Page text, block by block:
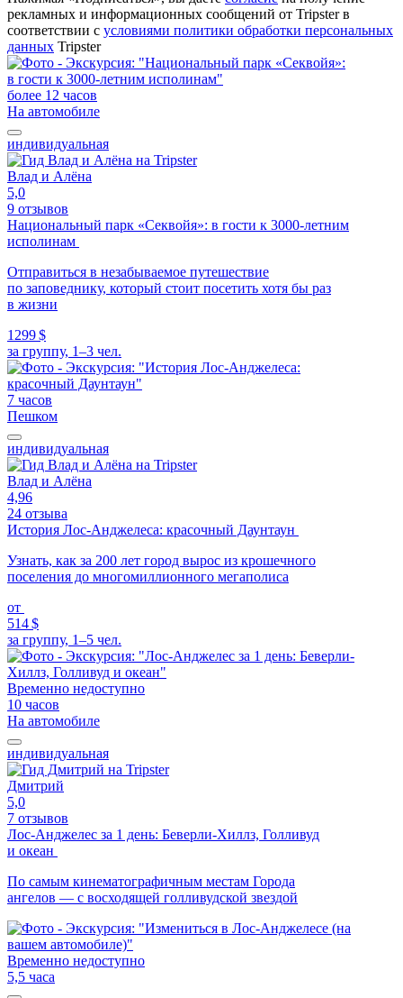
рекламных и информационных сообщений от Tripster в
соответствии c условиями политики обработки персональных
данных Tripster
более 12 часов
На автомобиле
индивидуальная
Влад и Алёна
5,0
9 отзывов
Национальный парк «Секвойя»: в гости к 3000-летним
исполинам
Отправиться в незабываемое путешествие
по заповеднику, который стоит посетить хотя бы раз
в жизни
1299 $
за группу, 1–3 чел.
7 часов
Пешком
индивидуальная
Влад и Алёна
4,96
24 отзыва
История Лос-Анджелеса: красочный Даунтаун
Узнать, как за 200 лет город вырос из крошечного
поселения до многомиллионного мегаполиса
от
514 $
за группу, 1–5 чел.
Временно недоступно
10 часов
На автомобиле
индивидуальная
Дмитрий
5,0
7 отзывов
Лос-Анджелес за 1 день: Беверли-Хиллз, Голливуд
и океан
По самым кинематографичным местам Города
ангелов — с восходящей голливудской звездой
Временно недоступно
5,5 часа